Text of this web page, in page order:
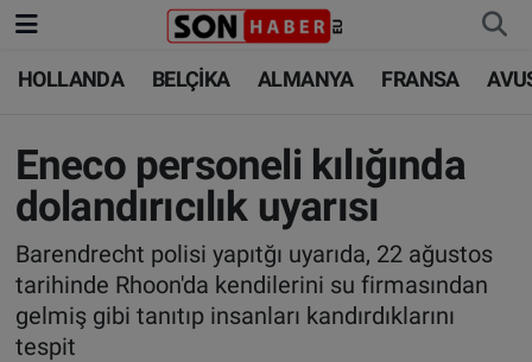
HOLLANDA BELÇİKA ALMANYA FRANSA
Eneco personeli kılığında
dolandırıcılık uyarısı
Barendrecht polisi yapıtğı uyarıda, 22 ağustos
tarihinde Rhoon'da kendilerini su firmasından
gelmiş gibi tanıtıp insanları kandırdıklarını
tespit
HOLLANDA
BELÇİKA
ALMANYA
FRANSA
AVUSTURYA
HOLLANDA
BELÇİKA
ALMANYA
TÜRKİYE
DÜNYA
Nöbetçi Eczaneler
Hava Durumu
Trafik Durumu
Süper Lig Puan Durumu ve Fikstür
Tüm Manşetler